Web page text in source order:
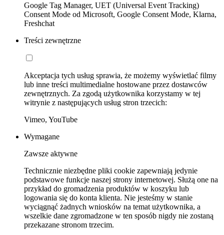
Google Tag Manager, UET (Universal Event Tracking)
Consent Mode od Microsoft, Google Consent Mode, Klarna,
Freshchat
Treści zewnętrzne
Akceptacja tych usług sprawia, że możemy wyświetlać filmy
lub inne treści multimedialne hostowane przez dostawców
zewnętrznych. Za zgodą użytkownika korzystamy w tej
witrynie z następujących usług stron trzecich:
Vimeo, YouTube
Wymagane
Zawsze aktywne
Technicznie niezbędne pliki cookie zapewniają jedynie
podstawowe funkcje naszej strony internetowej. Służą one na
przykład do gromadzenia produktów w koszyku lub
logowania się do konta klienta. Nie jesteśmy w stanie
wyciągnąć żadnych wniosków na temat użytkownika, a
wszelkie dane zgromadzone w ten sposób nigdy nie zostaną
przekazane stronom trzecim.